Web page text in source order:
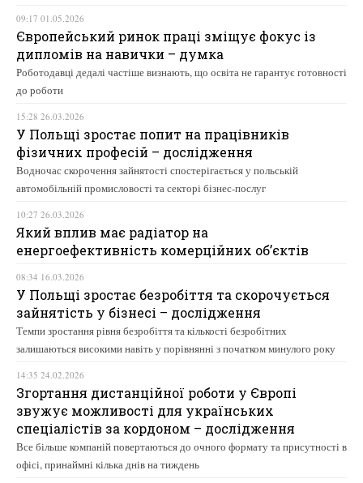
09:17 01.05.2026
Європейський ринок праці зміщує фокус із
дипломів на навички – думка
Роботодавці дедалі частіше визнають, що освіта не гарантує готовності
до роботи
15:28 26.03.2026
У Польщі зростає попит на працівників
фізичних професій – дослідження
Водночас скорочення зайнятості спостерігається у польській
автомобільній промисловості та секторі бізнес-послуг
10:27 26.03.2026
Який вплив має радіатор на
енергоефективність комерційних об’єктів
08:34 16.03.2026
У Польщі зростає безробіття та скорочується
зайнятість у бізнесі – дослідження
Темпи зростання рівня безробіття та кількості безробітних
залишаються високими навіть у порівнянні з початком минулого року
14:35 24.02.2026
Згортання дистанційної роботи у Європі
звужує можливості для українських
спеціалістів за кордоном – дослідження
Все більше компаній повертаються до очного формату та присутності в
офісі, принаймні кілька днів на тиждень